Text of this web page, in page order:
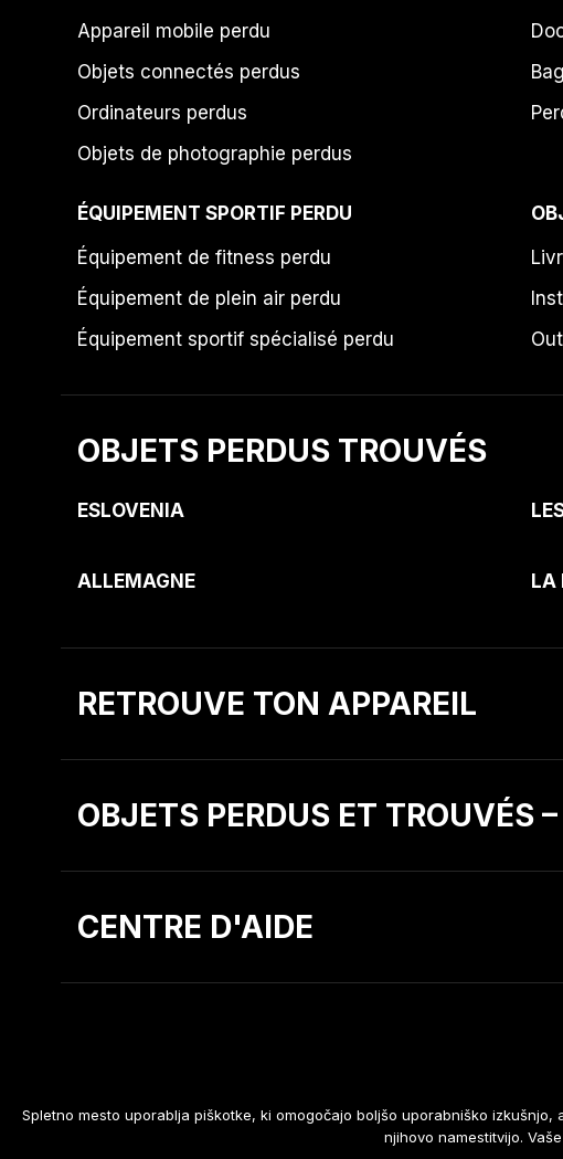
Appareil mobile perdu
Objets connectés perdus
Ordinateurs perdus
Objets de photographie perdus
ÉQUIPEMENT SPORTIF PERDU
Équipement de fitness perdu
Équipement de plein air perdu
Équipement sportif spécialisé perdu
OBJETS PERDUS TROUVÉS
ESLOVENIA
ALLEMAGNE LA
RETROUVE TON APPAREIL
OBJETS PERDUS ET TROUVÉS
CENTRE D'AIDE
Développement de sites Web:NGN.SI
Spletno mesto uporablja piškotke, ki omogočajo boljšo uporabniško
njihovo namestitvijo.